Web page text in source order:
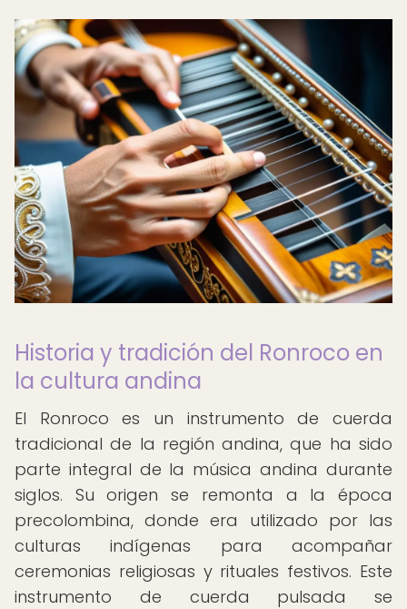
Historia y tradición del Ronroco en
la cultura andina
El Ronroco es un instrumento de cuerda
tradicional de la región andina, que ha sido
parte integral de la música andina durante
siglos. Su origen se remonta a la época
precolombina, donde era utilizado por las
culturas indígenas para acompañar
ceremonias religiosas y rituales festivos. Este
instrumento de cuerda pulsada se